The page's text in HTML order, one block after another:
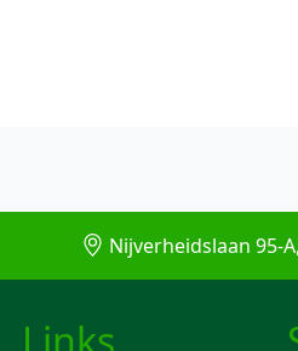
Nijverheidslaan 95-
Links